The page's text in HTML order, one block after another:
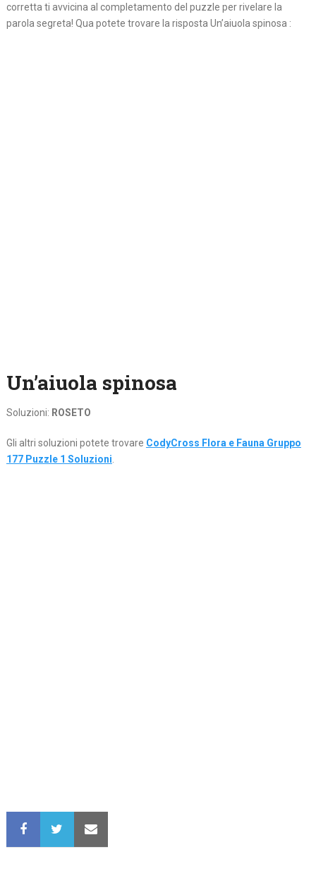
corretta ti avvicina al completamento del puzzle per rivelare la
parola segreta! Qua potete trovare la risposta Un’aiuola spinosa :
Un’aiuola spinosa
Soluzioni: ROSETO
Gli altri soluzioni potete trovare CodyCross Flora e Fauna Gruppo
177 Puzzle 1 Soluzioni.